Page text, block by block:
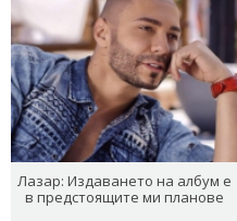
Лазар: Издаването на албум е
в предстоящите ми планове